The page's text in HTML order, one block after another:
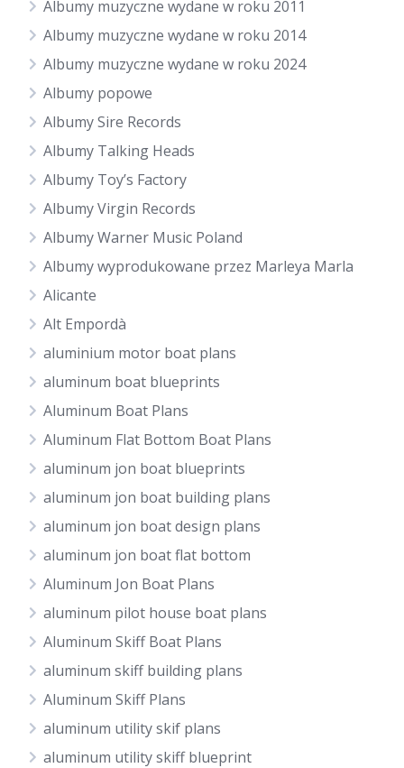
Albumy muzyczne wydane w roku 2011
Albumy muzyczne wydane w roku 2014
Albumy muzyczne wydane w roku 2024
Albumy popowe
Albumy Sire Records
Albumy Talking Heads
Albumy Toy’s Factory
Albumy Virgin Records
Albumy Warner Music Poland
Albumy wyprodukowane przez Marleya Marla
Alicante
Alt Empordà
aluminium motor boat plans
aluminum boat blueprints
Aluminum Boat Plans
Aluminum Flat Bottom Boat Plans
aluminum jon boat blueprints
aluminum jon boat building plans
aluminum jon boat design plans
aluminum jon boat flat bottom
Aluminum Jon Boat Plans
aluminum pilot house boat plans
Aluminum Skiff Boat Plans
aluminum skiff building plans
Aluminum Skiff Plans
aluminum utility skif plans
aluminum utility skiff blueprint